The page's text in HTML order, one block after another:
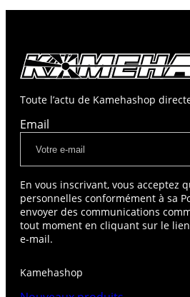
Toute l’actu de Kamehashop
Email
En vous inscrivant, vous acceptez
personnelles conformément à sa
envoyer des communications
tout moment en cliquant sur le
e-mail.
Kamehashop